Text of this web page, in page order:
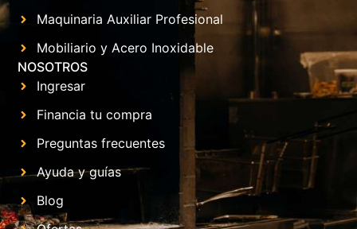
Maquinaria Auxiliar Profesional
Mobiliario y Acero Inoxidable
NOSOTROS
Ingresar
Financia tu compra
Preguntas frecuentes
Ayuda y guías
Blog